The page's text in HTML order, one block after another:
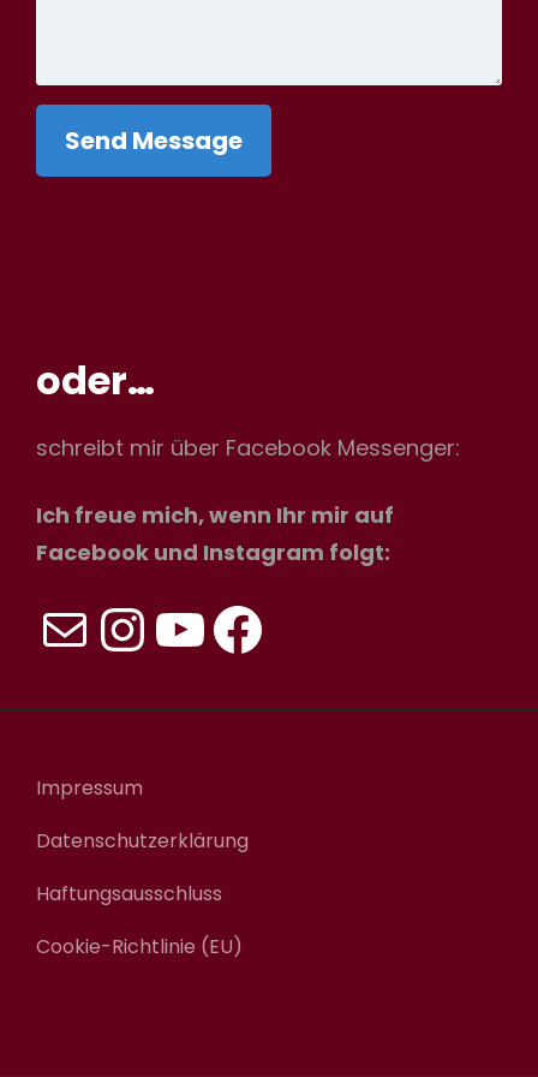
Send Message
oder…
schreibt mir über Facebook Messenger:
Ich freue mich, wenn Ihr mir auf
Facebook und Instagram folgt:
E-MailInstagram
YouTube
Facebook
Impressum
Datenschutzerklärung
Haftungsausschluss
Cookie-Richtlinie (EU)